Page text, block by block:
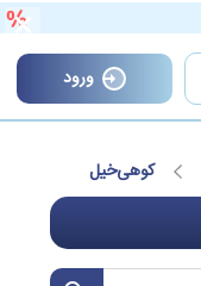
×
ورود
کوهی‌خیل